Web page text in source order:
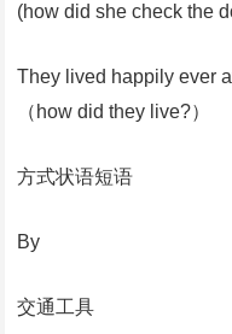
(how did she check the
They lived happily ever
（how did they live?）
方式状语短语
By
交通工具